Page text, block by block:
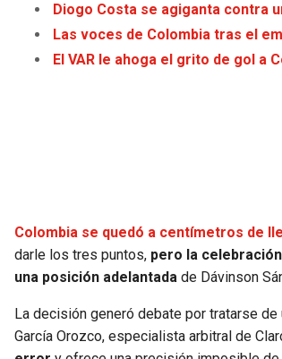
Diogo Costa se agiganta contra
Las voces de Colombia tras el
El VAR le ahoga el grito de gol a
Colombia se quedó a centímetros de
darle los tres puntos, pero la
una posición adelantada de Dávinson
La decisión generó debate por tratarse
García Orozco, especialista arbitral de